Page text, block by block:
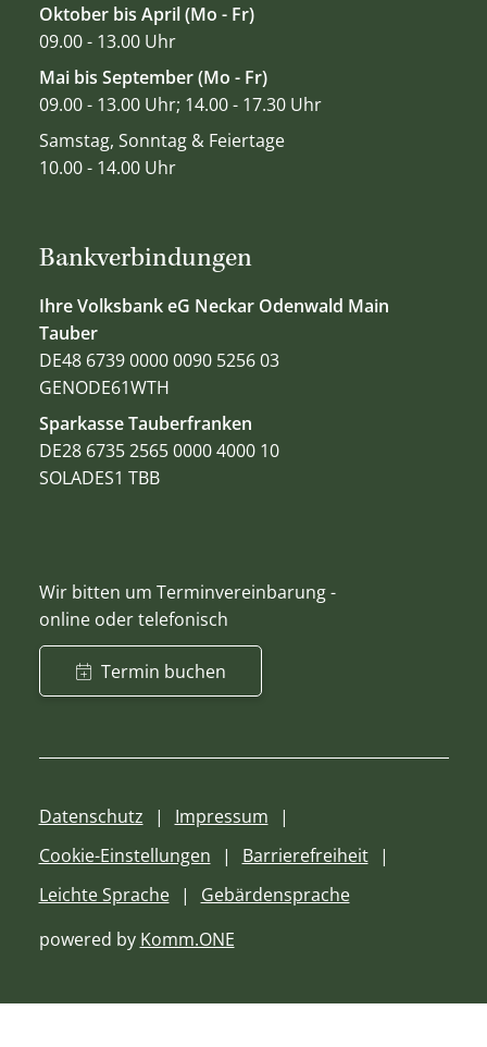
Bankverbindungen
Ihre Volksbank eG Neckar Odenwald Main
Tauber
DE48 6739 0000 0090 5256 03
GENODE61WTH
Sparkasse Tauberfranken
DE28 6735 2565 0000 4000 10
SOLADES1 TBB
Wir bitten um Terminvereinbarung -
online oder telefonisch
Termin buchen
Oktober bis April (Mo - Fr)
09.00 - 13.00 Uhr
Mai bis September (Mo - Fr)
09.00 - 13.00 Uhr; 14.00 - 17.30 Uhr
Samstag, Sonntag & Feiertage
10.00 - 14.00 Uhr
Datenschutz
Impressum
Cookie-Einstellungen
Barrierefreiheit
Leichte Sprache
Gebärdensprache
powered by Komm.ONE